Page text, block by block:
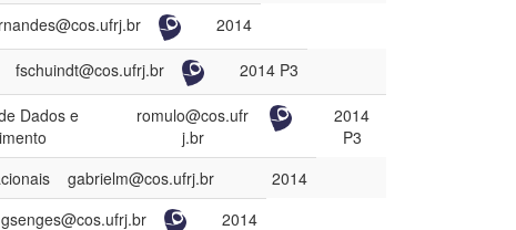
2014
fschuindt@cos.ufrj.br 2014 P3
Dados e
romulo@cos.ufr
j.br
2014
P3
gabrielm@cos.ufrj.br
2014
gsenges@cos.ufrj.br 2014